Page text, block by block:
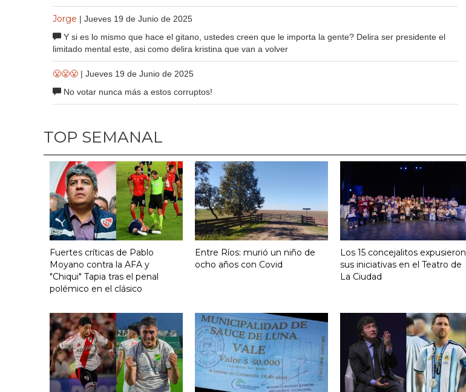
Jorge | Jueves 19 de Junio de 2025
Y si es lo mismo que hace el gitano, ustedes creen que le importa la gente? Delira ser presidente el
limitado mental este, asi como delira kristina que van a volver
😤😤😤 | Jueves 19 de Junio de 2025
No votar nunca más a estos corruptos!
TOP SEMANAL
Fuertes críticas de Pablo
Moyano contra la AFA y
"Chiqui" Tapia tras el penal
polémico en el clásico
Entre Ríos: murió un niño de
ocho años con Covid
Los 15 concejalitos expusieron
sus iniciativas en el Teatro de
La Ciudad